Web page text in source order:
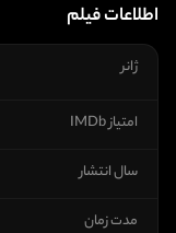
اطلاعات فیلم
ژانر
امتیاز IMDb
سال انتشار
مدت زمان